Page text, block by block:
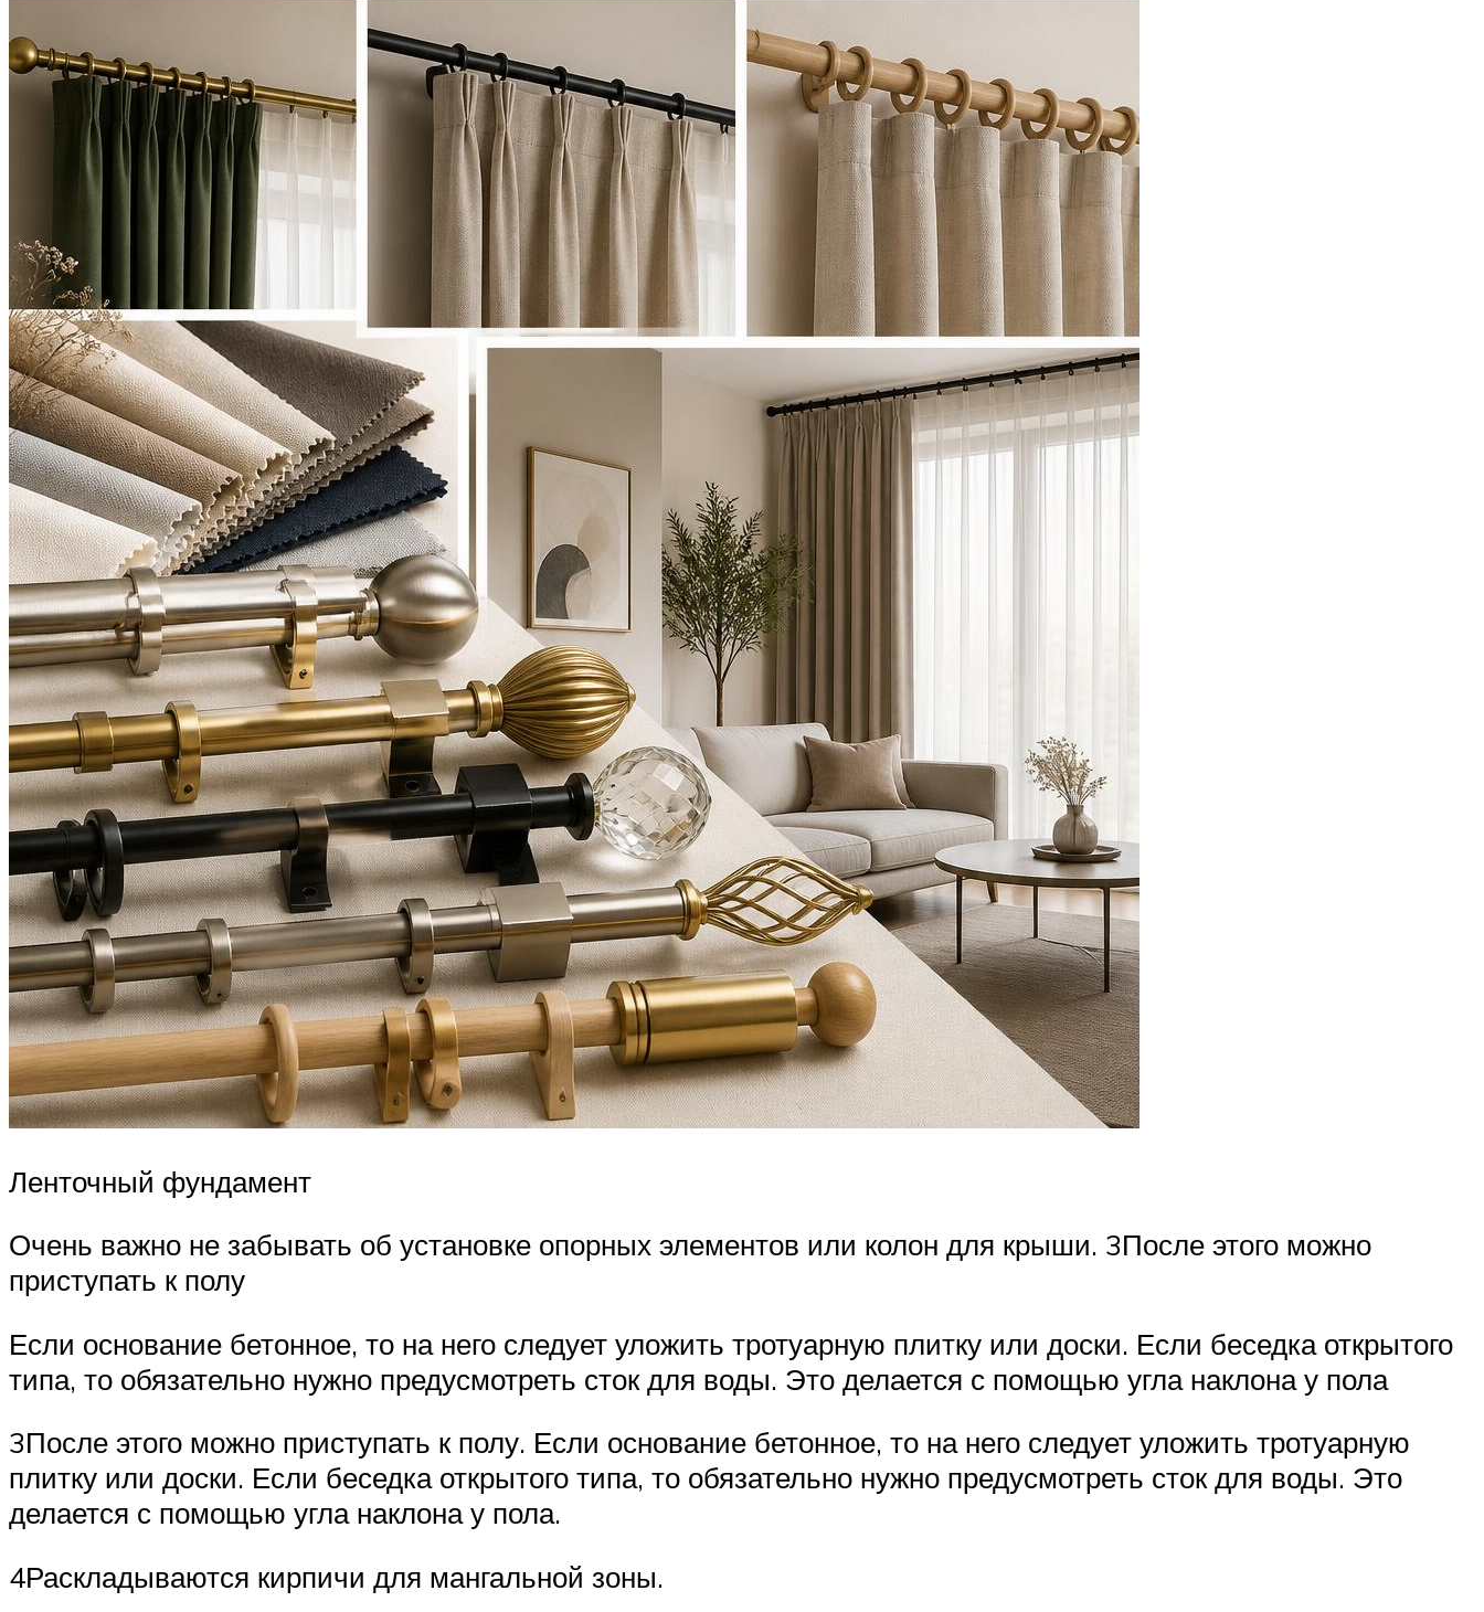
Ленточный фундамент
Очень важно не забывать об установке опорных элементов или колон для крыши. 3После этого можно
приступать к полу
Если основание бетонное, то на него следует уложить тротуарную плитку или доски. Если беседка открытого
типа, то обязательно нужно предусмотреть сток для воды. Это делается с помощью угла наклона у пола
3После этого можно приступать к полу. Если основание бетонное, то на него следует уложить тротуарную
плитку или доски. Если беседка открытого типа, то обязательно нужно предусмотреть сток для воды. Это
делается с помощью угла наклона у пола.
4Раскладываются кирпичи для мангальной зоны.